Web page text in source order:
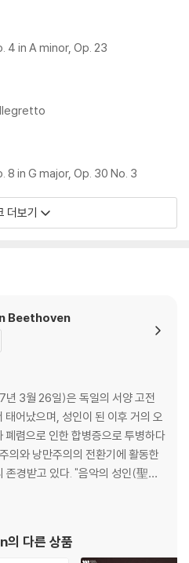
생하실 것을 권유 드립니다.
부분 해결됩니다.
특성상 디스크 표면이 미세하게 울
.
반복 재생시에도 최대한 일관되게 유
제작되는 경우가 있습니다. 턴테이
거나 인쇄 면이 깨끗하지 않은 경우
다
므로 개봉 후 반품/교환이 불가합니
색상이 차이가 날 수 있습니다.
앨범마다 색상 차이가 나는 경우도
색상 염료가 섞여 얼룩과 번짐, 반점
에는 불량 확인을 위해 개봉 시의 동영
는 경우 반품/교환이 제한될 수 있습니
4 in A minor, Op. 23
in G major, Op. 30 No. 3
더보기
Beethoven
3월 26일)은 독일의 서양 고전
어났으며, 성인이 된 이후 거의 오
폐렴으로 인한 합병증으로 투병하다
의와 낭만주의의 전환기에 활동한
존경받고 있다. "음악의 성인(聖
불리기도 한다. 가장 잘 알
향곡 6번》, 《교향곡 9번》, 《비창
의 다른 상품